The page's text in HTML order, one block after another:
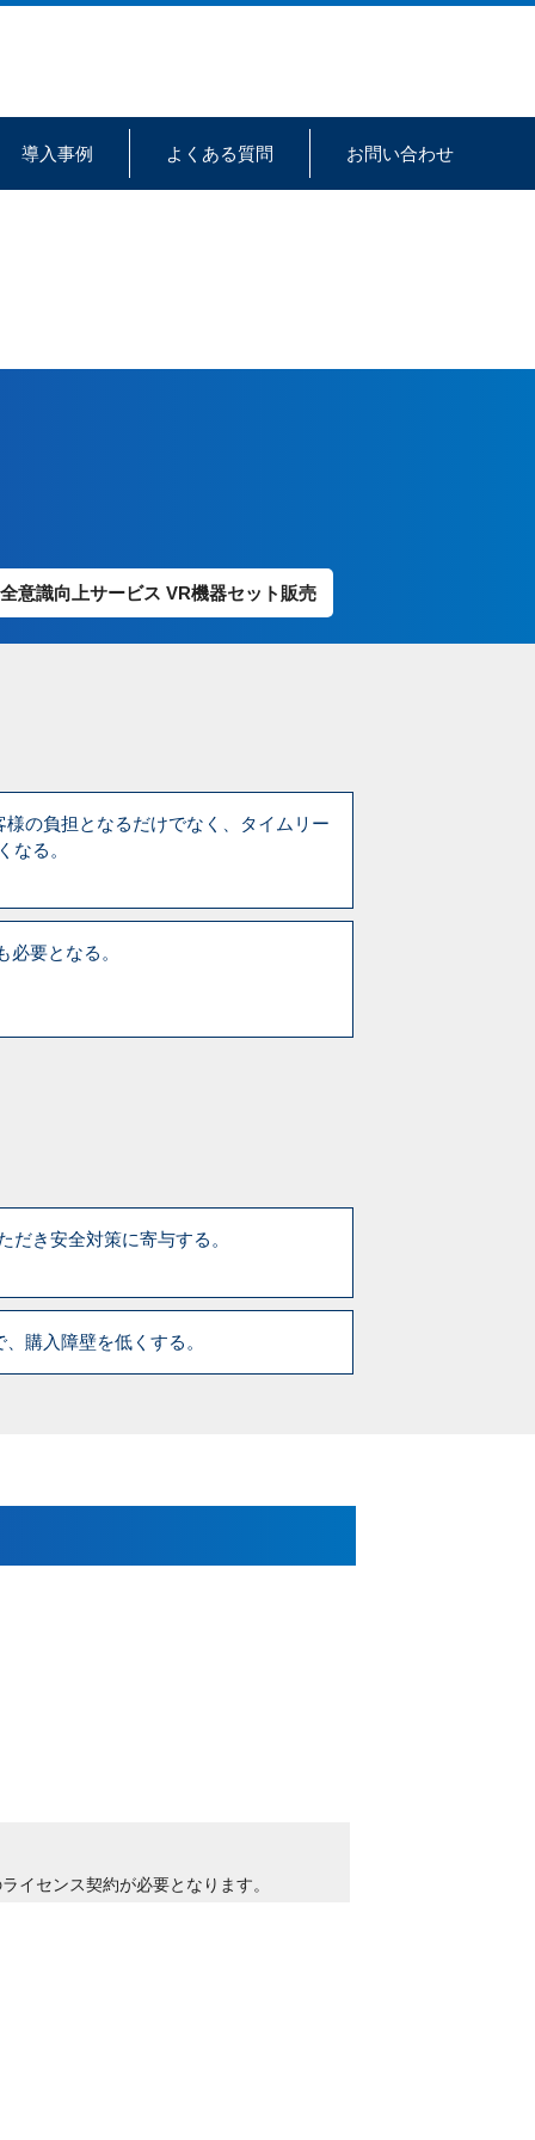
導入事例 よくある質問 お問い合わせ
意識向上サービス VR機器セット販売
の負担となるだけでなく、タイムリー
なる。
要となる。
だき安全対策に寄与する。
購入障壁を低くする。
イセンス契約が必要となります。